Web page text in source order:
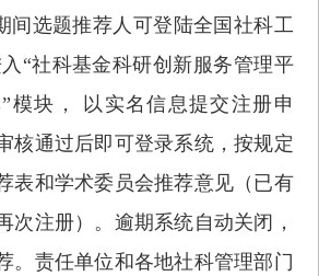
间选题推荐人可登陆全国社科工
“社科基金科研创新服务管理平
模块， 以实名信息提交注册申
核通过后即可登录系统，按规定
表和学术委员会推荐意见（已有
次注册）。逾期系统自动关闭，
。责任单位和各地社科管理部门